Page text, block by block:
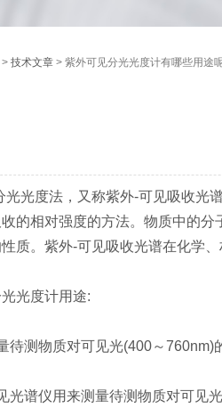
>技术文章 > 紫外可见分光光度计有哪些用途
度法，又称紫外-可见吸收光谱
的相对强度的方法。物质中的
质。紫外-可见吸收光谱在化学
光度计用途:
测物质对可见光(400～760nm)
谱仪用来测量待测物质对可见光